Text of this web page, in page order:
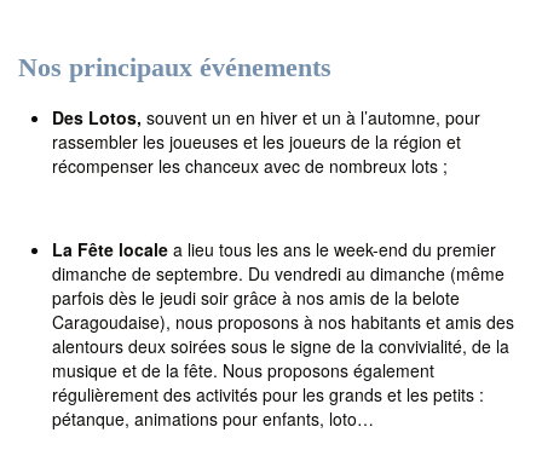
Nos principaux événements
Des Lotos, souvent un en hiver et un à l’automne, pour
rassembler les joueuses et les joueurs de la région et
récompenser les chanceux avec de nombreux lots ;
La Fête locale a lieu tous les ans le week-end du premier
dimanche de septembre. Du vendredi au dimanche (même
parfois dès le jeudi soir grâce à nos amis de la belote
Caragoudaise), nous proposons à nos habitants et amis des
alentours deux soirées sous le signe de la convivialité, de la
musique et de la fête. Nous proposons également
régulièrement des activités pour les grands et les petits :
pétanque, animations pour enfants, loto…